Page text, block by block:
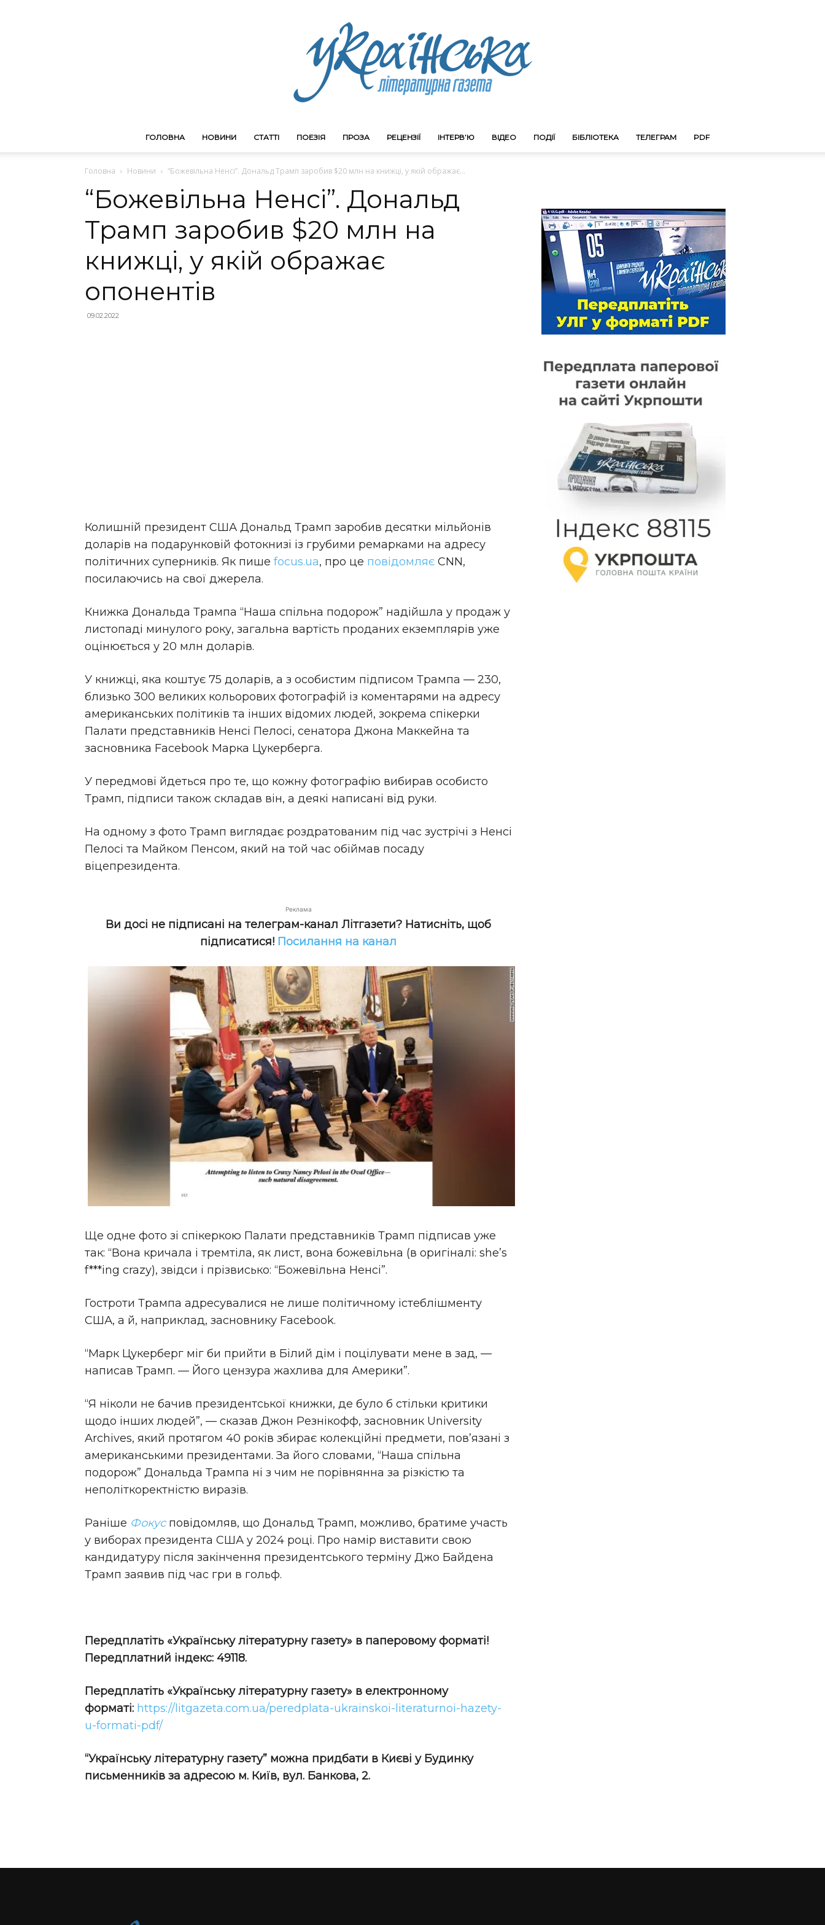
ГОЛОВНА НОВИНИ СТАТТІ ПОЕЗІЯ ПРОЗА РЕЦЕНЗІЇ ІНТЕРВ’Ю ВІДЕО ПОДІЇ БІБЛІОТЕКА ТЕЛЕГРАМ PDF
Головна Новини “Божевільна Ненсі”. Дональд Трамп заробив $20 млн на книжці, у якій ображає...
“Божевільна Ненсі”. Дональд
Трамп заробив $20 млн на
книжці, у якій ображає
опонентів
09.02.2022
Колишній президент США Дональд Трамп заробив десятки мільйонів
доларів на подарунковій фотокнизі із грубими ремарками на адресу
політичних суперників. Як пише focus.ua, про це повідомляє CNN,
посилаючись на свої джерела.
Книжка Дональда Трампа “Наша спільна подорож” надійшла у продаж у
листопаді минулого року, загальна вартість проданих екземплярів уже
оцінюється у 20 млн доларів.
У книжці, яка коштує 75 доларів, а з особистим підписом Трампа — 230,
близько 300 великих кольорових фотографій із коментарями на адресу
американських політиків та інших відомих людей, зокрема спікерки
Палати представників Ненсі Пелосі, сенатора Джона Маккейна та
засновника Facebook Марка Цукерберга.
У передмові йдеться про те, що кожну фотографію вибирав особисто
Трамп, підписи також складав він, а деякі написані від руки.
На одному з фото Трамп виглядає роздратованим під час зустрічі з Ненсі
Пелосі та Майком Пенсом, який на той час обіймав посаду
віцепрезидента.
Реклама
Ви досі не підписані на телеграм-канал Літгазети? Натисніть, щоб
підписатися! Посилання на канал
Ще одне фото зі спікеркою Палати представників Трамп підписав уже
так: “Вона кричала і тремтіла, як лист, вона божевільна (в оригіналі: she’s
f***ing crazy), звідси і прізвисько: “Божевільна Ненсі”.
Гостроти Трампа адресувалися не лише політичному істеблішменту
США, а й, наприклад, засновнику Facebook.
“Марк Цукерберг міг би прийти в Білий дім і поцілувати мене в зад, —
написав Трамп. — Його цензура жахлива для Америки”.
“Я ніколи не бачив президентської книжки, де було б стільки критики
щодо інших людей”, — сказав Джон Резнікофф, засновник University
Archives, який протягом 40 років збирає колекційні предмети, пов’язані з
американськими президентами. За його словами, “Наша спільна
подорож” Дональда Трампа ні з чим не порівнянна за різкістю та
неполіткоректністю виразів.
Раніше Фокусповідомляв, що Дональд Трамп, можливо, братиме участь
у виборах президента США у 2024 році. Про намір виставити свою
кандидатуру після закінчення президентського терміну Джо Байдена
Трамп заявив під час гри в гольф.
Передплатіть «Українську літературну газету» в паперовому форматі!
Передплатний індекс: 49118.
Передплатіть «Українську літературну газету» в електронному
форматі: https://litgazeta.com.ua/peredplata-ukrainskoi-literaturnoi-hazety-
u-formati-pdf/
“Українську літературну газету” можна придбати в Києві у Будинку
письменників за адресою м. Київ, вул. Банкова, 2.